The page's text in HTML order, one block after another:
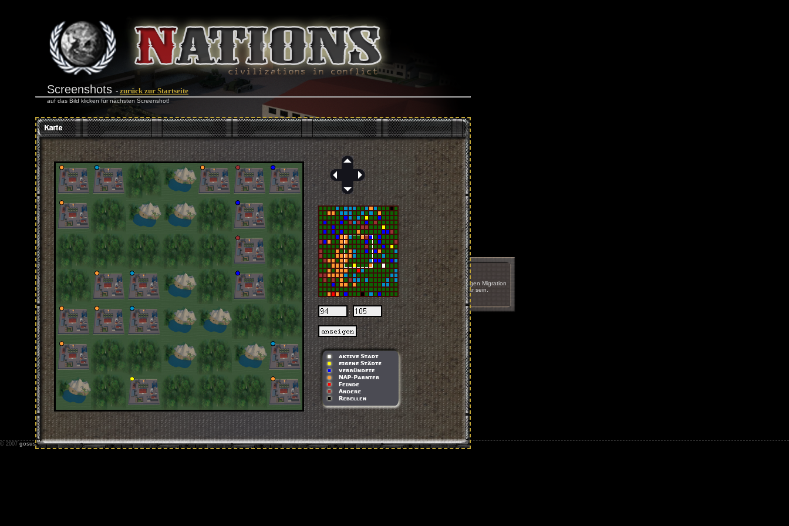
17.05.2011 um 16:51
Das Spiel wird innerhalb der nächsten Wochen wegen Migration
auf einen anderen Server kurzzeitig nicht erreichbar sein.
nächste
Screenshots - zurück zur Startseite
auf das Bild klicken für nächsten Screenshot!
© 2007 gosus.net-Impressum-Nutzungsbedingungen-Datenschutz